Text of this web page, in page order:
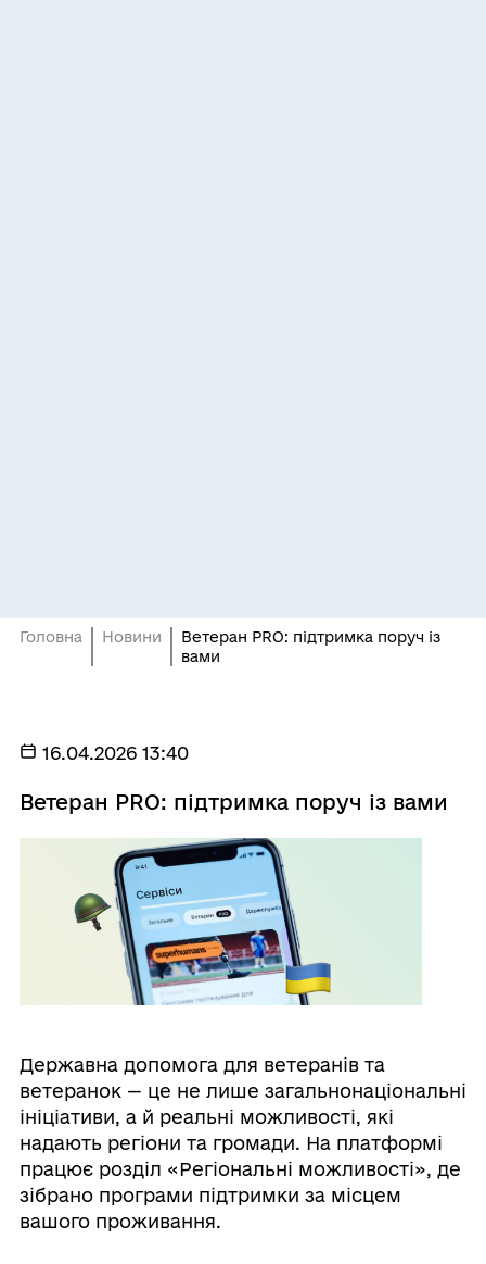
Головна Новини
Ветеран PRO: підтримка поруч із
вами
16.04.2026 13:40
Ветеран PRO: підтримка поруч із вами
Державна допомога для ветеранів та
ветеранок — це не лише загальнонаціональні
ініціативи, а й реальні можливості, які
надають регіони та громади. На платформі
працює розділ «Регіональні можливості», де
зібрано програми підтримки за місцем
вашого проживання.